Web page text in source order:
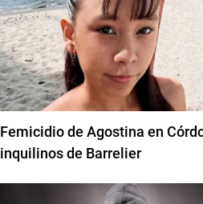
Femicidio de Agostina en
inquilinos de Barrelier